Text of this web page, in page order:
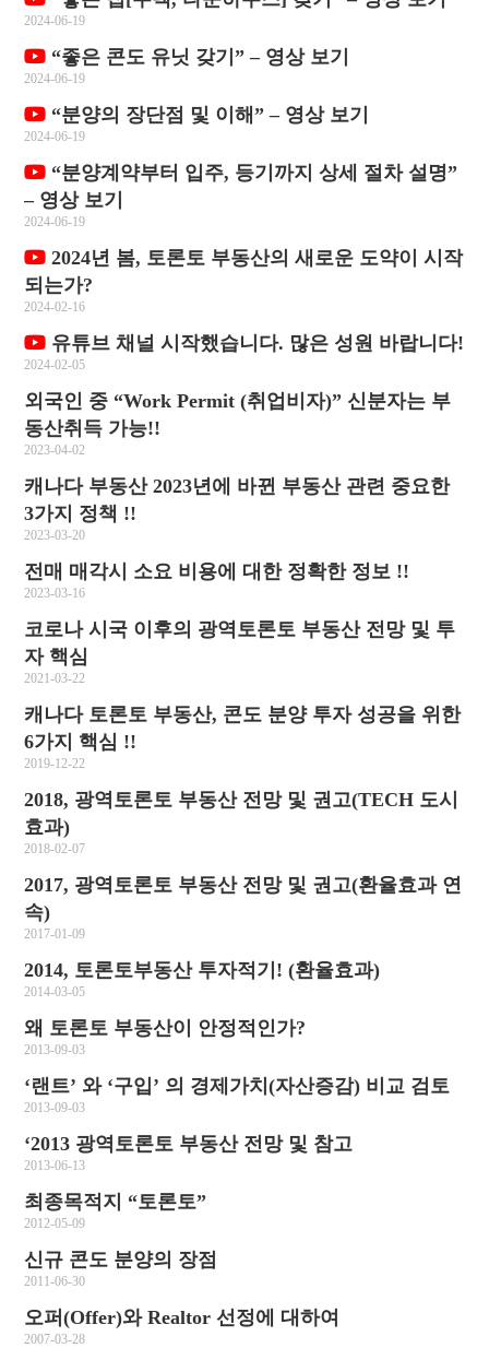
2024-06-19
“좋은 콘도 유닛 갖기” – 영상 보기
2024-06-19
“분양의 장단점 및 이해” – 영상 보기
2024-06-19
“분양계약부터 입주, 등기까지 상세 절차 설명”
– 영상 보기
2024-06-19
2024년 봄, 토론토 부동산의 새로운 도약이 시작
되는가?
2024-02-16
유튜브 채널 시작했습니다. 많은 성원 바랍니다!
2024-02-05
외국인 중 “Work Permit (취업비자)” 신분자는 부
동산취득 가능!!
2023-04-02
캐나다 부동산 2023년에 바뀐 부동산 관련 중요한
3가지 정책 !!
2023-03-20
전매 매각시 소요 비용에 대한 정확한 정보 !!
2023-03-16
코로나 시국 이후의 광역토론토 부동산 전망 및 투
자 핵심
2021-03-22
캐나다 토론토 부동산, 콘도 분양 투자 성공을 위한
6가지 핵심 !!
2019-12-22
2018, 광역토론토 부동산 전망 및 권고(TECH 도시
효과)
2018-02-07
2017, 광역토론토 부동산 전망 및 권고(환율효과 연
속)
2017-01-09
2014, 토론토부동산 투자적기! (환율효과)
2014-03-05
왜 토론토 부동산이 안정적인가?
2013-09-03
‘랜트’ 와 ‘구입’ 의 경제가치(자산증감) 비교 검토
2013-09-03
‘2013 광역토론토 부동산 전망 및 참고
2013-06-13
최종목적지 “토론토”
2012-05-09
신규 콘도 분양의 장점
2011-06-30
오퍼(Offer)와 Realtor 선정에 대하여
2007-03-28